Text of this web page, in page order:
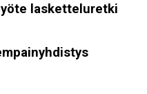
lasketteluretki